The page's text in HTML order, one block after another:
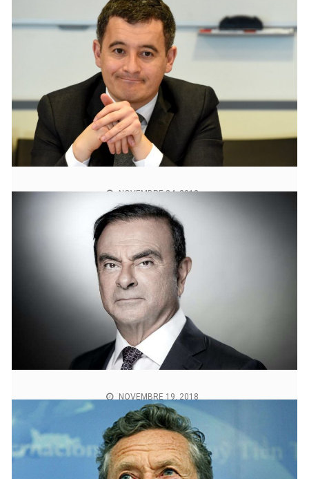
DÉCEMBRE 8, 2018
« On ne tient pas éternellement une société avec BFM,
de la flicaille et du Lexomil.». Frédéric Lordon,
Économiste, directeur de recherche au
CNRS.10/04/2016 – Source : Les Inrockuptibles